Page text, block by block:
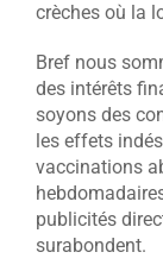
crèches où la
Bref nous
des intérêts
soyons des
les effets
vaccinations
publicités
surabondent.